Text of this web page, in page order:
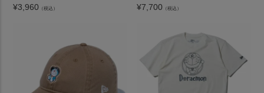
¥3,960 （税込）
¥7,700 （税込）